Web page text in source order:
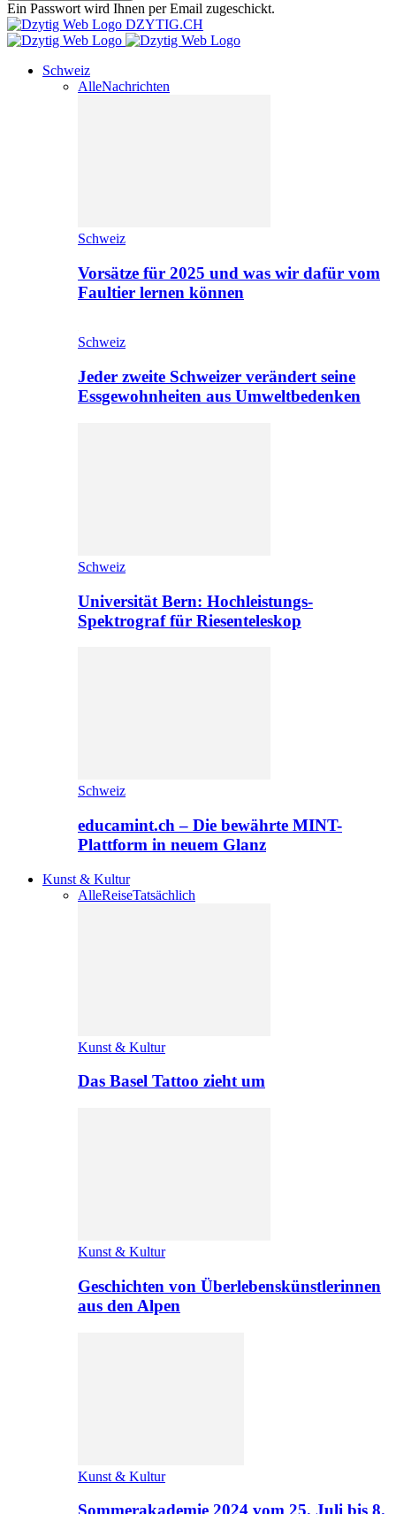
Ein Passwort wird Ihnen per Email zugeschickt.
DZYTIG.CH
Schweiz
AlleNachrichten
Schweiz
Vorsätze für 2025 und was wir dafür vom
Faultier lernen können
Schweiz
Jeder zweite Schweizer verändert seine
Essgewohnheiten aus Umweltbedenken
Schweiz
Universität Bern: Hochleistungs-
Spektrograf für Riesenteleskop
Schweiz
educamint.ch – Die bewährte MINT-
Plattform in neuem Glanz
Kunst & Kultur
AlleReiseTatsächlich
Kunst & Kultur
Das Basel Tattoo zieht um
Kunst & Kultur
Geschichten von Überlebenskünstlerinnen
aus den Alpen
Kunst & Kultur